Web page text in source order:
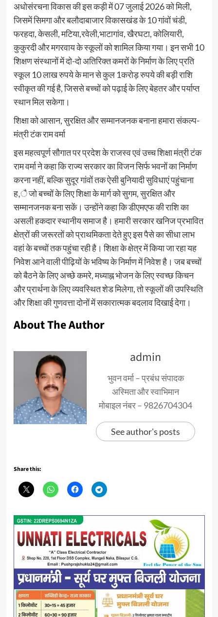
​अधोसंरचना विकास की इस कड़ी में 07 जुलाई 2026 को मिली,
जिसमें सिमगा और बलौदाबाजार विकासखंड के 10 गांवों चंडी,
फरहदा, केसली, मटिया,रवेली,भाटागांव, खैरघटा, कोलियारी,
कुकुरदी और मगरवाय के स्कूलों को शामिल किया गया। इन सभी 10
शिक्षण संस्थानों में दो-दो अतिरिक्त कमरों के निर्माण के लिए प्रति
स्कूल 10 लाख रुपये के मान से कुल 1करोड़ रुपये की बड़ी राशि
स्वीकृत की गई है, जिससे बच्चों को पढ़ाई के लिए बेहतर और पर्याप्त
स्थान मिल सकेगा।
शिक्षा को आसान, सुरक्षित और सम्मानजनक बनाना हमारा संकल्प-
मंत्री टंक राम वर्मा
​इस महत्वपूर्ण सौगात पर प्रदेश के राजस्व एवं उच्च शिक्षा मंत्री टंक
राम वर्मा ने कहा कि राज्य सरकार का विजन सिर्फ भवनों का निर्माण
करना नहीं, बल्कि सुदूर गांवों तक ऐसी बुनियादी सुविधाएं पहुंचाना
ह,ै जो बच्चों के लिए शिक्षा के मार्ग को सुगम, सुरक्षित और
सम्मानजनक बना सकें। ​उन्होंने कहा कि डीएमएफ की राशि का
असली हकदार स्थानीय समाज है। हमारी सरकार खनिज प्रभावित
क्षेत्रों की जरूरतों को प्राथमिकता देते हुए इस पैसे का सीधा लाभ
वहां के बच्चों तक पहुंचा रही है। शिक्षा के क्षेत्र में किया जा रहा यह
निवेश आने वाली पीढ़ियों के भविष्य के निर्माण में निवेश है। जब बच्चों
को बैठने के लिए अच्छे कमरे, मध्याह्न भोजन के लिए स्वच्छ किचन
और प्रार्थना के लिए व्यवस्थित शेड मिलेगा, तो स्कूलों की उपस्थिति
और शिक्षा की गुणवत्ता दोनों में सकारात्मक बदलाव दिखाई देगा।
About The Author
admin
भुवन वर्मा – प्रबंध संपादक
अस्मिता और स्वाभिमान
मोबाइल नंबर – 9826704304
See author's posts
Share this: